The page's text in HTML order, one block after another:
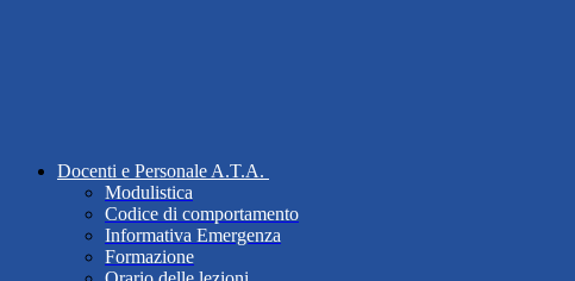
Docenti e Personale A.T.A.
Modulistica
Codice di comportamento
Informativa Emergenza
Formazione